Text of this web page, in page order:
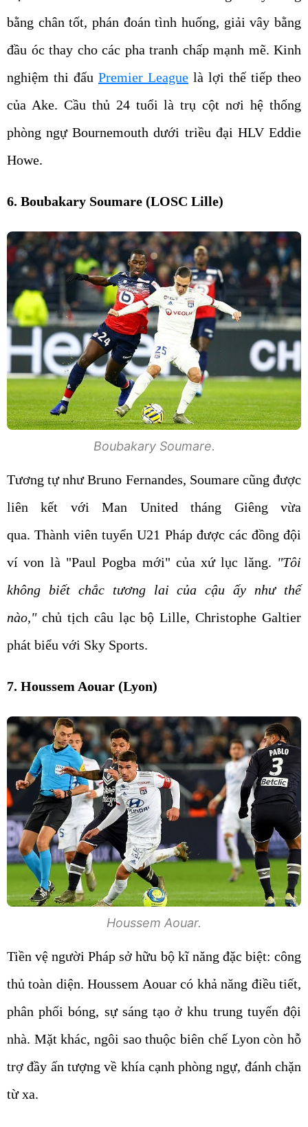
bằng chân tốt, phán đoán tình huống, giải vây bằng
đầu óc thay cho các pha tranh chấp mạnh mẽ. Kinh
nghiệm thi đấu Premier League là lợi thế tiếp theo
của Ake. Cầu thủ 24 tuổi là trụ cột nơi hệ thống
phòng ngự Bournemouth dưới triều đại HLV Eddie
Howe.
6. Boubakary Soumare (LOSC Lille)
Boubakary Soumare.
Tương tự như Bruno Fernandes, Soumare cũng được
liên kết với Man United tháng Giêng vừa
qua. Thành viên tuyển U21 Pháp được các đồng đội
ví von là "Paul Pogba mới" của xứ lục lăng. "Tôi
không biết chắc tương lai của cậu ấy như thế
nào,"chủ tịch câu lạc bộ Lille, Christophe Galtier
phát biểu với Sky Sports.
7. Houssem Aouar (Lyon)
Houssem Aouar.
Tiền vệ người Pháp sở hữu bộ kĩ năng đặc biệt: công
thủ toàn diện. Houssem Aouar có khả năng điều tiết,
phân phối bóng, sự sáng tạo ở khu trung tuyến đội
nhà. Mặt khác, ngôi sao thuộc biên chế Lyon còn hỗ
trợ đầy ấn tượng về khía cạnh phòng ngự, đánh chặn
từ xa.